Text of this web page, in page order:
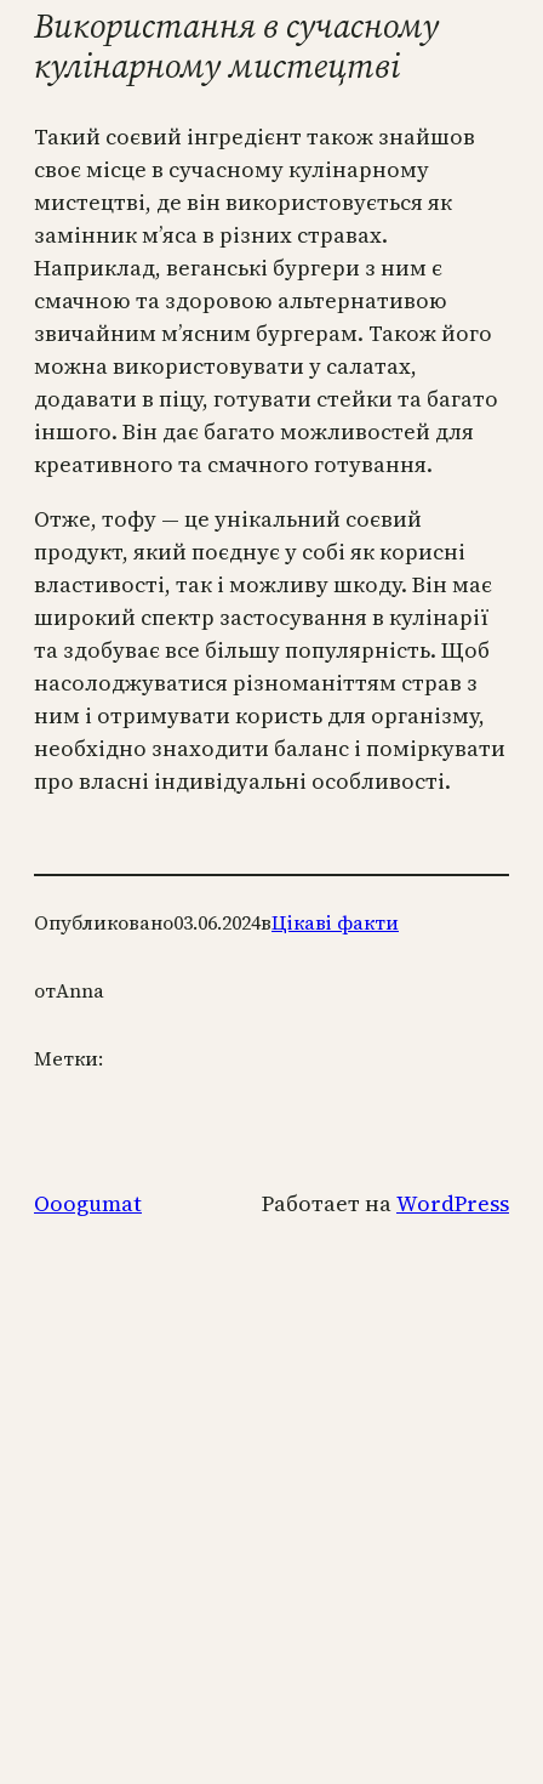
Використання в сучасному
кулінарному мистецтві
Такий соєвий інгредієнт також знайшов
своє місце в сучасному кулінарному
мистецтві, де він використовується як
замінник м’яса в різних стравах.
Наприклад, веганські бургери з ним є
смачною та здоровою альтернативою
звичайним м’ясним бургерам. Також його
можна використовувати у салатах,
додавати в піцу, готувати стейки та багато
іншого. Він дає багато можливостей для
креативного та смачного готування.
Отже, тофу — це унікальний соєвий
продукт, який поєднує у собі як корисні
властивості, так і можливу шкоду. Він має
широкий спектр застосування в кулінарії
та здобуває все більшу популярність. Щоб
насолоджуватися різноманіттям страв з
ним і отримувати користь для організму,
необхідно знаходити баланс і поміркувати
про власні індивідуальні особливості.
Опубликовано03.06.2024вЦікаві факти
отAnna
Метки:
Ooogumat Работает наWordPress